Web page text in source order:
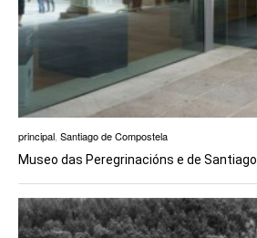
principal Santiago de Compostela
Museo das Peregrinacións e de Santiago